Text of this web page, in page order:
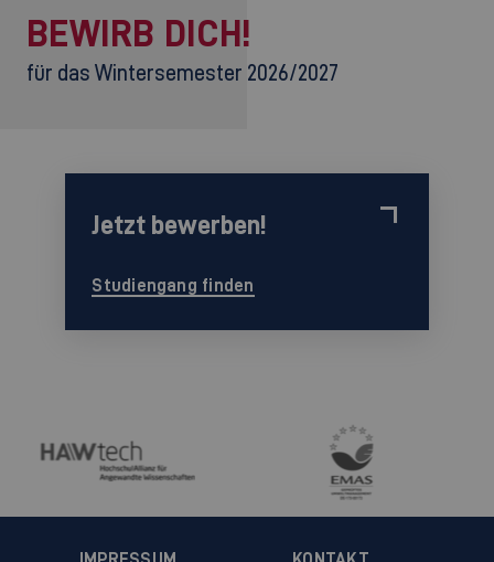
BEWIRB DICH!
für das Wintersemester 2026/2027
Jetzt bewerben!
Studiengang finden